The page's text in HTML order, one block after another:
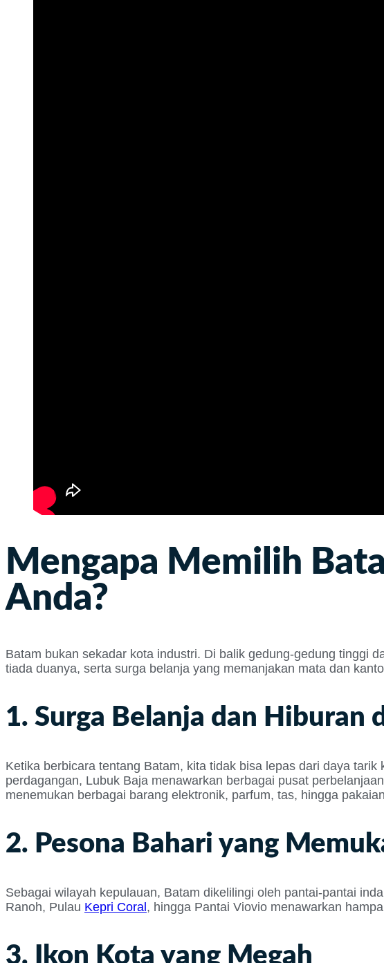
Mengapa Memilih
Anda?
Batam bukan sekadar kota industri. Di balik gedung-gedung tinggi
tiada duanya, serta surga belanja yang memanjakan mata dan
1. Surga Belanja dan Hiburan
Ketika berbicara tentang Batam, kita tidak bisa lepas dari daya tarik
perdagangan, Lubuk Baja menawarkan berbagai pusat
menemukan berbagai barang elektronik, parfum, tas, hingga
2. Pesona Bahari yang
Sebagai wilayah kepulauan, Batam dikelilingi oleh pantai-pantai
Ranoh, Pulau Kepri Coral , hingga Pantai Viovio menawarkan
3. Ikon Kota yang Megah